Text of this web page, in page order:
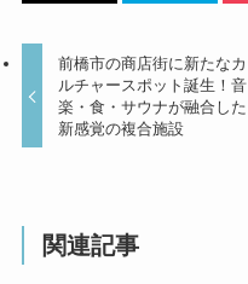
前橋市の商店街に新たなカ
ルチャースポット誕生！音
楽・食・サウナが融合した
新感覚の複合施設
関連記事